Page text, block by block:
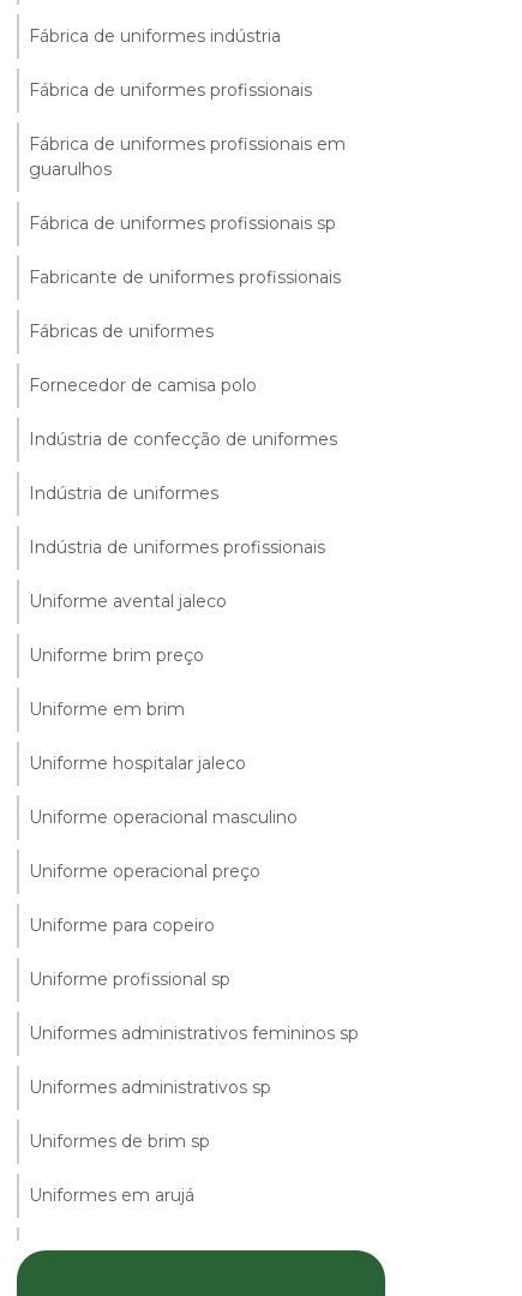
Fábrica de uniformes indústria
Fábrica de uniformes profissionais
Fábrica de uniformes profissionais em
guarulhos
Fábrica de uniformes profissionais sp
Fabricante de uniformes profissionais
Fábricas de uniformes
Fornecedor de camisa polo
Indústria de confecção de uniformes
Indústria de uniformes
Indústria de uniformes profissionais
Uniforme avental jaleco
Uniforme brim preço
Uniforme em brim
Uniforme hospitalar jaleco
Uniforme operacional masculino
Uniforme operacional preço
Uniforme para copeiro
Uniforme profissional sp
Uniformes administrativos femininos sp
Uniformes administrativos sp
Uniformes de brim sp
Uniformes em arujá
Uniformes enfermagem hospitalar